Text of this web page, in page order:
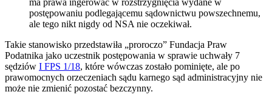
ma prawa ingerować w rozstrzygnięcia wydane w
postępowaniu podlegającemu sądownictwu powszechnemu,
ale tego nikt nigdy od NSA nie oczekiwał.
Takie stanowisko przedstawiła „proroczo” Fundacja Praw
Podatnika jako uczestnik postępowania w sprawie uchwały 7
sędziów I FPS 1/18, które wówczas zostało pominięte, ale po
prawomocnych orzeczeniach sądu karnego sąd administracyjny nie
może nie zmienić pozostać bezczynny.